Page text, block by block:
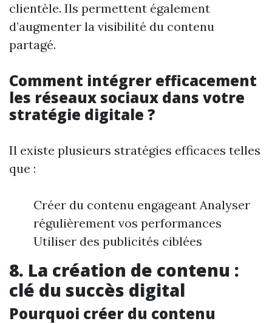
clientèle. Ils permettent également
d’augmenter la visibilité du contenu
partagé.
Comment intégrer efficacement
les réseaux sociaux dans votre
stratégie digitale ?
Il existe plusieurs stratégies efficaces telles
que :
Créer du contenu engageant Analyser
régulièrement vos performances
Utiliser des publicités ciblées
8. La création de contenu :
clé du succès digital
Pourquoi créer du contenu